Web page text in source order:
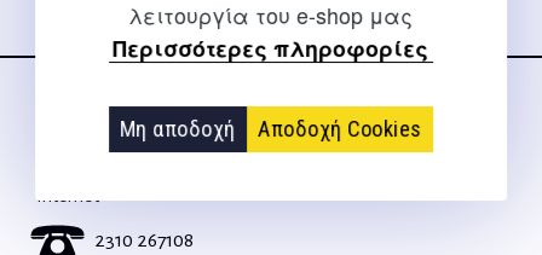
λειτουργία του e-shop μας
Περισσότερες πληροφορίες
Μη αποδοχή Αποδοχή Cookies
ΕΠΙΚΟΙΝΩΝΊΑ
2310 267108